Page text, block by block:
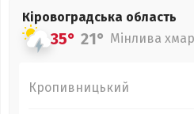
Кіровоградська область
35° 21° Мінлива
Кропивницький